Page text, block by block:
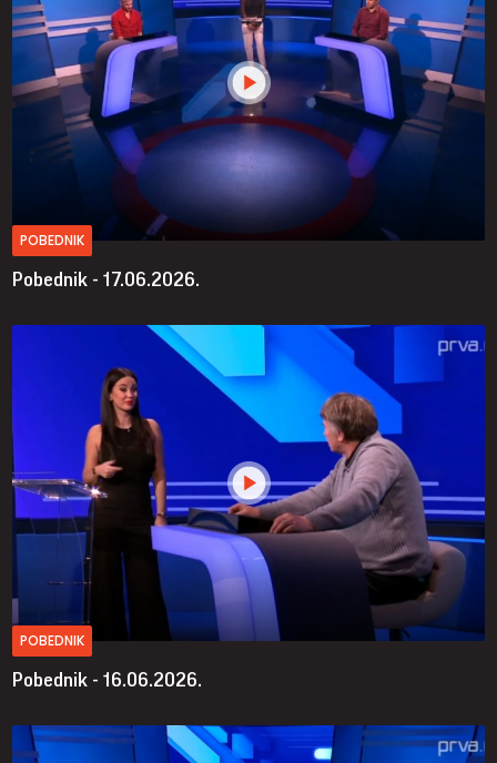
POBEDNIK
Pobednik - 17.06.2026.
POBEDNIK
Pobednik - 16.06.2026.